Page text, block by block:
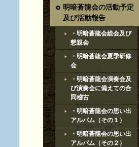
明暗蒼龍会の活動予定
及び活動報告
・明暗蒼龍会総会及び
懇親会
・明暗蒼龍会夏季研修
会
・明暗蒼龍会演奏会及
び演奏会に備えての合
同稽古
・明暗蒼龍会の思い出
アルバム（その１）
・明暗蒼龍会の思い出
アルバム（その２）